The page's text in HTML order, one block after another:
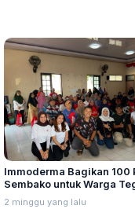
Immoderma Bagikan 100
Sembako untuk Warga
Sari Semarang
2 minggu yang lalu